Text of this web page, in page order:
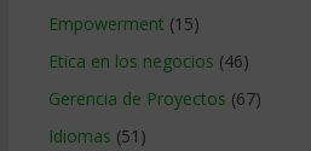
Empowerment (15)
Etica en los negocios (46)
Gerencia de Proyectos (67)
Idiomas (51)